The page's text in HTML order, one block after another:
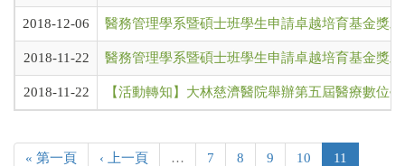
2018-12-06 醫務管理學系暨碩士班學生申請卓越培育基金獎
2018-11-22 醫務管理學系暨碩士班學生申請卓越培育基金獎
2018-11-22 【活動轉知】大林慈濟醫院舉辦第五屆醫療數位
« 第一頁 ‹ 上一頁 … 7 8 9 10 11